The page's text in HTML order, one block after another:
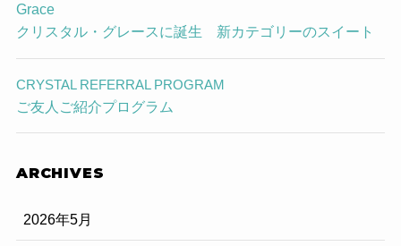
Grace
クリスタル・グレースに誕生 新カテゴリーのスイート
CRYSTAL REFERRAL PROGRAM
ご友人ご紹介プログラム
ARCHIVES
2026年5月